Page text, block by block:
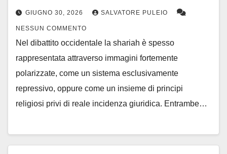
GIUGNO 30, 2026 SALVATORE PULEIO
NESSUN COMMENTO
Nel dibattito occidentale la shariah è spesso
rappresentata attraverso immagini fortemente
polarizzate, come un sistema esclusivamente
repressivo, oppure come un insieme di principi
religiosi privi di reale incidenza giuridica. Entrambe…